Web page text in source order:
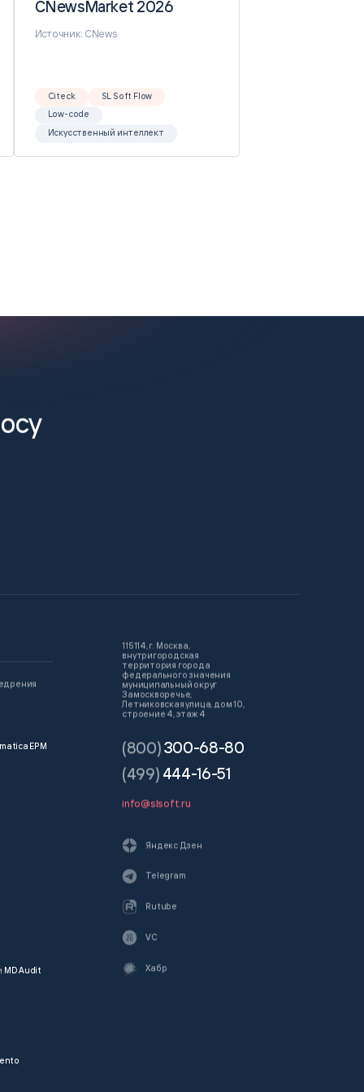
CNewsMarket 2026
CNewsMarket 2026
Источник: CNews
Citeck
SL Soft Flow
Low-code
Искусственный интеллект
EPM
MD Audit
115114, г. Москва,
внутригородская
территория города
федерального значения
муниципальный округ
Замоскворечье,
Летниковская улица, дом 10,
строение 4, этаж 4
(800)300-68-80
(499) 444-16-51
info@slsoft.ru
Яндекс Дзен
Telegram
Rutube
VC
Хабр